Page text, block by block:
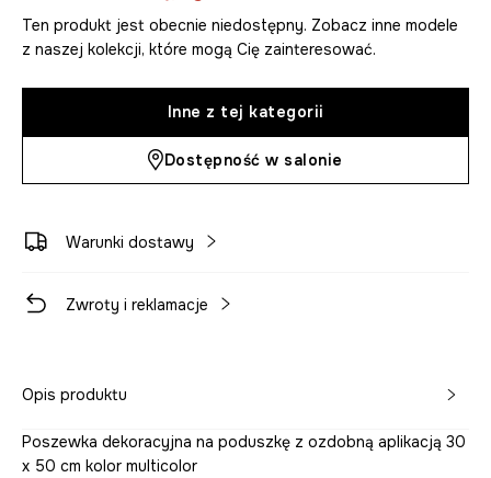
Ten produkt jest obecnie niedostępny. Zobacz inne modele
z naszej kolekcji, które mogą Cię zainteresować.
Inne z tej kategorii
Dostępność w salonie
Warunki dostawy
Zwroty i reklamacje
Opis produktu
Poszewka dekoracyjna na poduszkę z ozdobną aplikacją 30
x 50 cm kolor multicolor